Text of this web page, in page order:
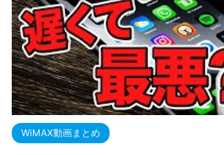
WiMAX動画まとめ